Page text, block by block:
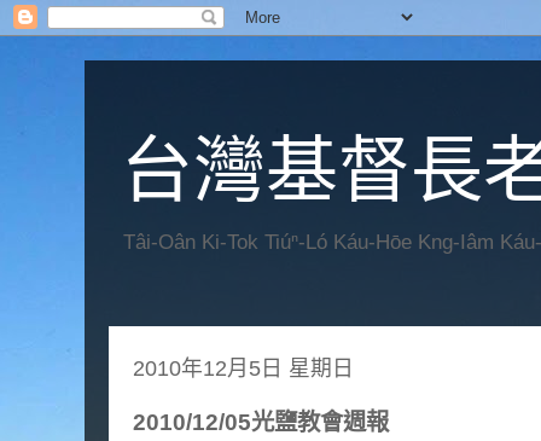
台灣基督長
Tâi-Oân Ki-Tok Tiúⁿ-Ló Káu-Hōe Kng-Iâm
2010年12月5日 星期日
2010/12/05光鹽教會週報